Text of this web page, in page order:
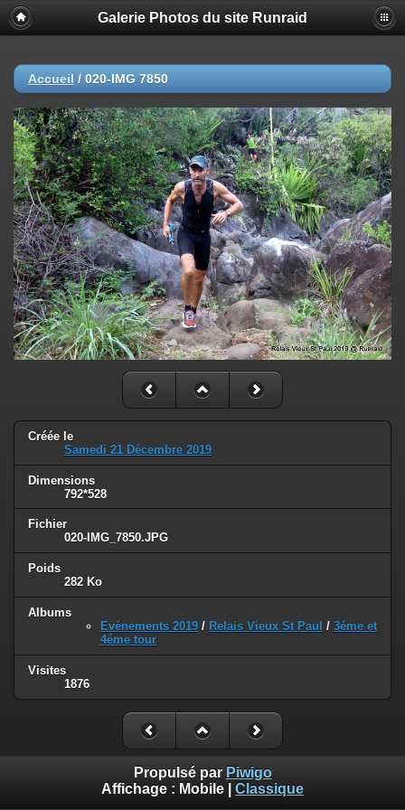
Galerie Photos du site Runraid
Accueil / 020-IMG 7850
Créée le
Samedi 21 Décembre 2019
Dimensions
792*528
Fichier
020-IMG_7850.JPG
Poids
282 Ko
Albums
Evénements 2019 / Relais Vieux St Paul / 3éme et
4éme tour
Visites
1876
Propulsé par Piwigo
Affichage : Mobile Classique